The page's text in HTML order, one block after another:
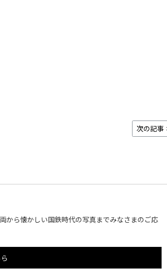
次の記事
から懐かしい国鉄時代の写真までみなさまのご応